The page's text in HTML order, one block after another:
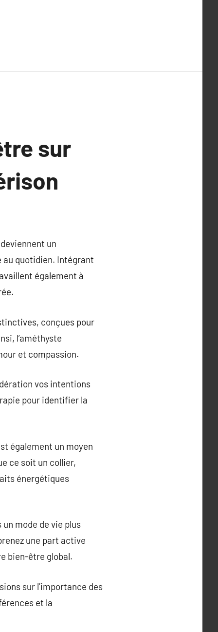
sur
un
quotidien. Intégrant
également à
conçues pour
l’améthyste
et compassion.
vos intentions
pour identifier la
également un moyen
ce soit un collier,
énergétiques
mode de vie plus
une part active
bien-être global.
sur l’importance des
et la